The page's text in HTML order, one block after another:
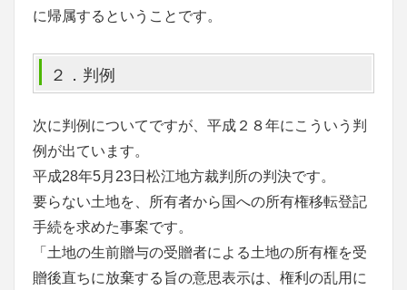
に帰属するということです。
２．判例
次に判例についてですが、平成２８年にこういう判
例が出ています。
平成28年5月23日松江地方裁判所の判決です。
要らない土地を、所有者から国への所有権移転登記
手続を求めた事案です。
「土地の生前贈与の受贈者による土地の所有権を受
贈後直ちに放棄する旨の意思表示は、権利の乱用に